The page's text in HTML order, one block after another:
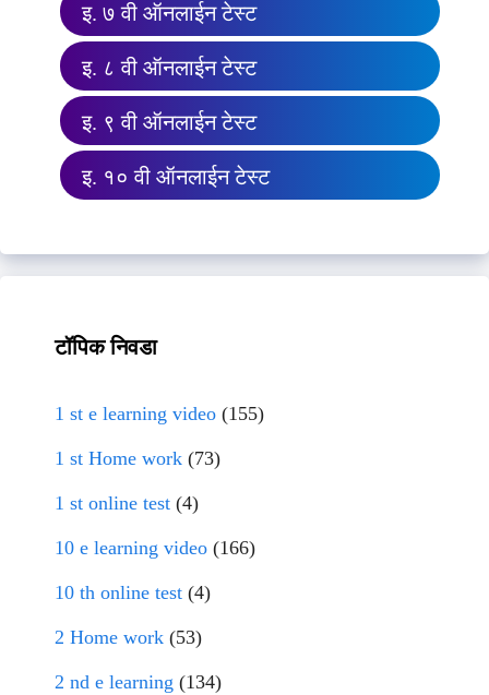
इ. ७ वी ऑनलाईन टेस्ट
इ. ८ वी ऑनलाईन टेस्ट
इ. ९ वी ऑनलाईन टेस्ट
इ. १० वी ऑनलाईन टेस्ट
टॉपिक निवडा
1 st e learning video (155)
1 st Home work (73)
1 st online test (4)
10 e learning video (166)
10 th online test (4)
2 Home work (53)
2 nd e learning (134)